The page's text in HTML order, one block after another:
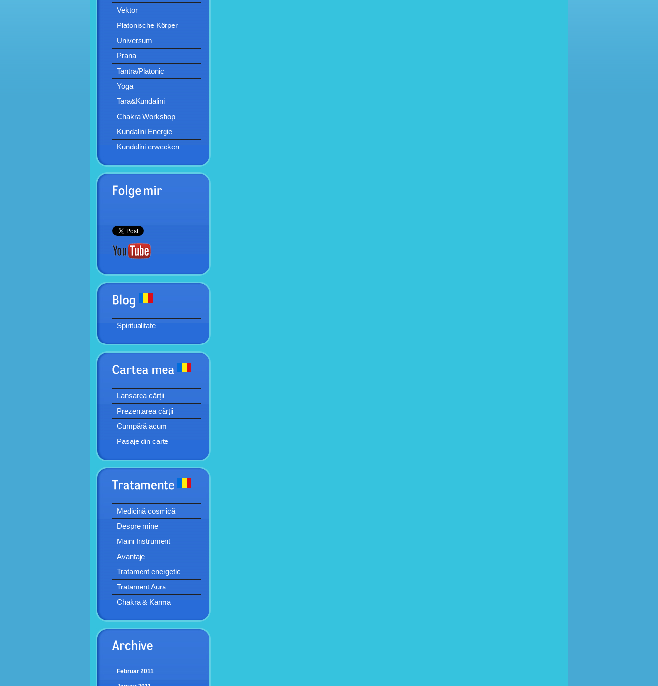
Vektor
Platonische Körper
Universum
Prana
Tantra/Platonic
Yoga
Tara&Kundalini
Chakra Workshop
Kundalini Energie
Kundalini erwecken
Spiritualitate
Lansarea cărții
Prezentarea cărții
Cumpără acum
Pasaje din carte
Medicină cosmică
Despre mine
Mâini Instrument
Avantaje
Tratament energetic
Tratament Aura
Chakra & Karma
Februar 2011